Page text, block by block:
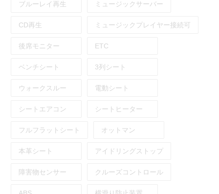
ブルーレイ再生 ミュージックサーバー
CD再生 ミュージックプレイヤー接続可
後席モニター ETC
ベンチシート 3列シート
ウォークスルー 電動シート
シートエアコン シートヒーター
フルフラットシート オットマン
本革シート アイドリングストップ
障害物センサー クルーズコントロール